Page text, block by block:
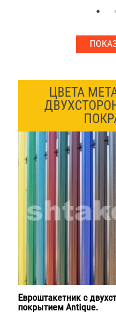
ЦВЕТА
Евроштакетник с
покрытием Antique.